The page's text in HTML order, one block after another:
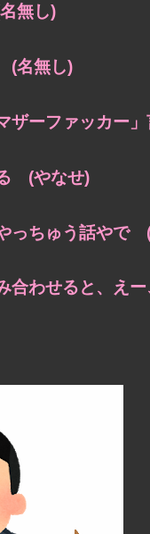
無し)
(名無し)
ザーファッカー
(やなせ)
っちゅう話やで
合わせると、え